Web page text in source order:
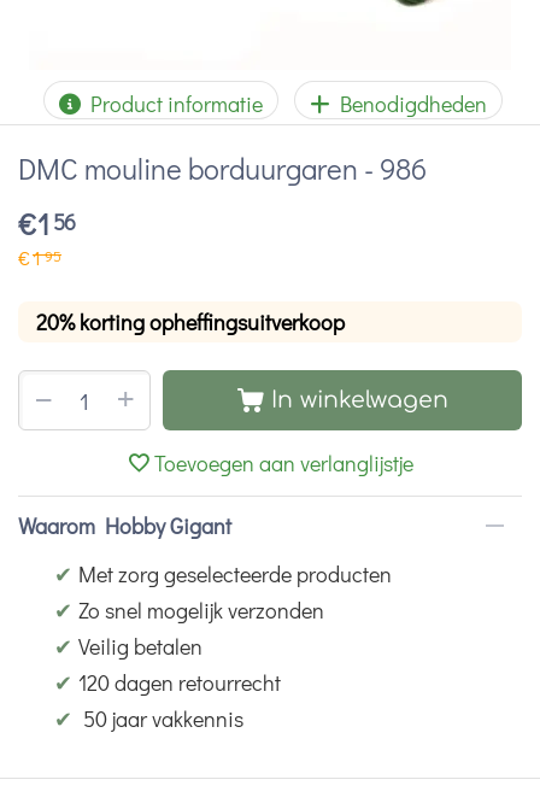
Product informatie Benodigdheden
DMC mouline borduurgaren - 986
€1 56
€195
20% korting opheffingsuitverkoop
+
− In winkelwagen
Toevoegen aan verlanglijstje
Waarom Hobby Gigant
✔ Met zorg geselecteerde producten
✔ Zo snel mogelijk verzonden
✔ Veilig betalen
✔ 120 dagen retourrecht
✔ 50 jaar vakkennis